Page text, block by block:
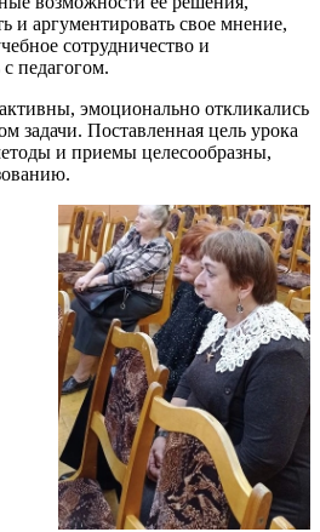
и аргументировать свое мнение,
сотрудничество и
педагогом.
эмоционально откликались
задачи. Поставленная цель урока
и приемы целесообразны,